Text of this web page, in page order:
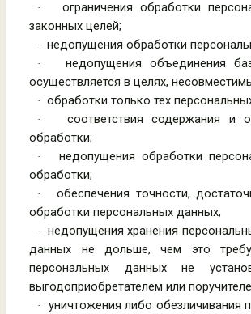
·
ограничения обработки
законных целей;
· недопущения обработки
·
недопущения объединения
осуществляется в целях,
· обработки только тех
·
соответствия содержания и
обработки;
·
недопущения обработки
обработки;
·
обеспечения точности,
обработки персональных данных;
·
недопущения хранения
данных не дольше, чем это
персональных данных не
выгодоприобретателем или
·
уничтожения либо обезличивания